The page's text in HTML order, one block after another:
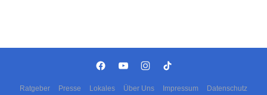
Ratgeber Presse Lokales Über Uns Impressum Datenschutz